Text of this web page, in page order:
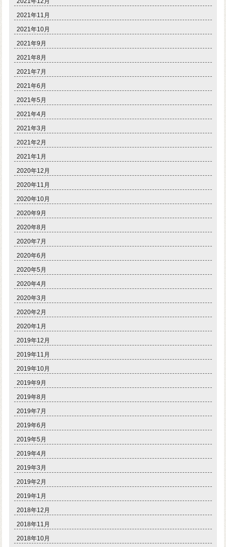
2021年11月
2021年10月
2021年9月
2021年8月
2021年7月
2021年6月
2021年5月
2021年4月
2021年3月
2021年2月
2021年1月
2020年12月
2020年11月
2020年10月
2020年9月
2020年8月
2020年7月
2020年6月
2020年5月
2020年4月
2020年3月
2020年2月
2020年1月
2019年12月
2019年11月
2019年10月
2019年9月
2019年8月
2019年7月
2019年6月
2019年5月
2019年4月
2019年3月
2019年2月
2019年1月
2018年12月
2018年11月
2018年10月